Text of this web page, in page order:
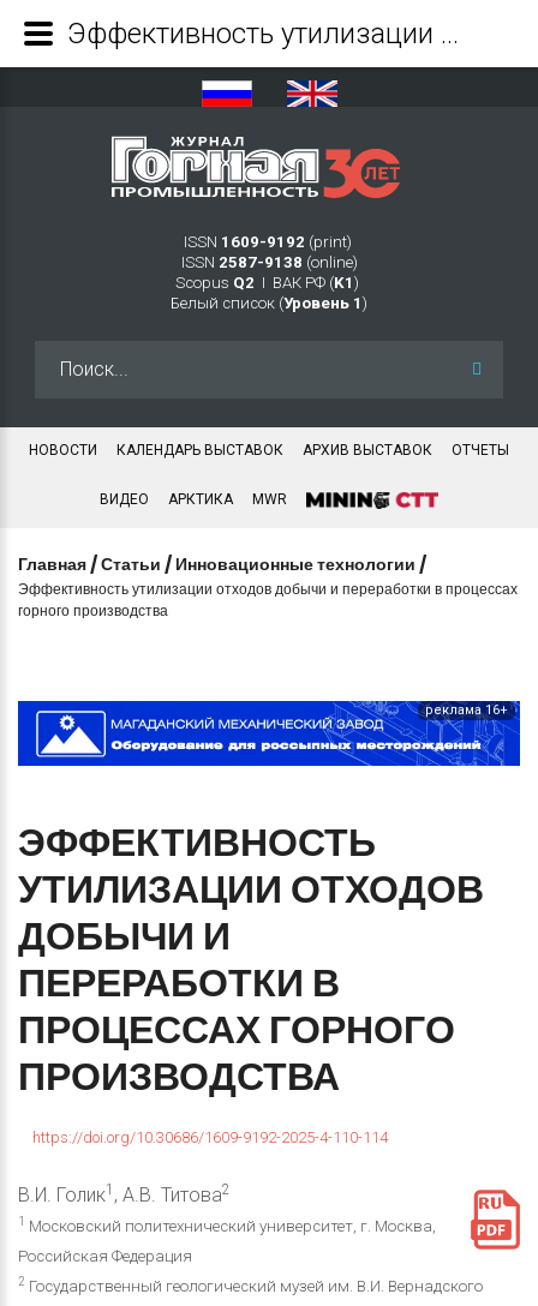
ISSN 1609-9192 (print)
ISSN 2587-9138 (online)
Scopus Q2 Ι ВАК РФ (K1 )
Белый список (Уровень 1 )
НОВОСТИ КАЛЕНДАРЬ ВЫСТАВОК АРХИВ ВЫСТАВОК ОТЧЕТЫ
ВИДЕО АРКТИКА MWR
Главная /Статьи / Инновационные технологии /
Эффективность утилизации отходов добычи и переработки в процессах
горного производства
реклама 16+
ЭФФЕКТИВНОСТЬ
УТИЛИЗАЦИИ ОТХОДОВ
ДОБЫЧИ И
ПЕРЕРАБОТКИ В
ПРОЦЕССАХ ГОРНОГО
ПРОИЗВОДСТВА
https://doi.org/10.30686/1609-9192-2025-4-110-114
В.И. Голик1 , А.В. Титова2
1
Московский политехнический университет, г. Москва,
Российская Федерация
2 Государственный геологический музей им. В.И. Вернадского
Эффективность утилизации отходов добычи и переработки в процессах горного производства - Журнал Горная промышленность